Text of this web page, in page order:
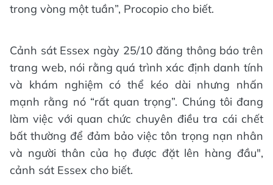
trong vòng một tuần”, Procopio cho biết.
Cảnh sát Essex ngày 25/10 đăng thông báo trên
trang web, nói rằng quá trình xác định danh tính
và khám nghiệm có thể kéo dài nhưng nhấn
mạnh rằng nó “rất quan trọng”. Chúng tôi đang
làm việc với quan chức chuyên điều tra cái chết
bất thường để đảm bảo việc tôn trọng nạn nhân
và người thân của họ được đặt lên hàng đầu",
cảnh sát Essex cho biết.